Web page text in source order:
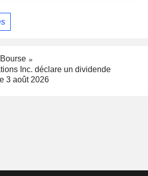
Inc. déclare un dividende
3 août 2026